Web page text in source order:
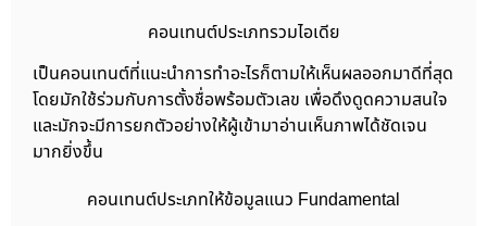
คอนเทนต์ประเภทรวมไอเดีย
เป็นคอนเทนต์ที่แนะนำการทำอะไรก็ตามให้เห็นผลออกมาดีที่สุด
โดยมักใช้ร่วมกับการตั้งชื่อพร้อมตัวเลข เพื่อดึงดูดความสนใจ
และมักจะมีการยกตัวอย่างให้ผู้เข้ามาอ่านเห็นภาพได้ชัดเจน
มากยิ่งขึ้น
คอนเทนต์ประเภทให้ข้อมูลแนว Fundamental